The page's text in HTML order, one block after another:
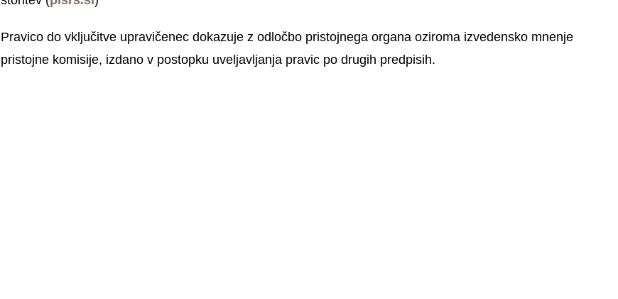
Pravico do vključitve upravičenec dokazuje z odločbo pristojnega organa oziroma izvedensko mnenje
pristojne komisije, izdano v postopku uveljavljanja pravic po drugih predpisih.